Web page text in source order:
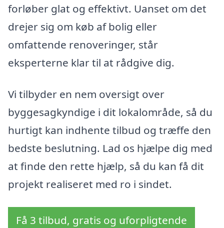
forløber glat og effektivt. Uanset om det
drejer sig om køb af bolig eller
omfattende renoveringer, står
eksperterne klar til at rådgive dig.
Vi tilbyder en nem oversigt over
byggesagkyndige i dit lokalområde, så du
hurtigt kan indhente tilbud og træffe den
bedste beslutning. Lad os hjælpe dig med
at finde den rette hjælp, så du kan få dit
projekt realiseret med ro i sindet.
Få 3 tilbud, gratis og uforpligtende